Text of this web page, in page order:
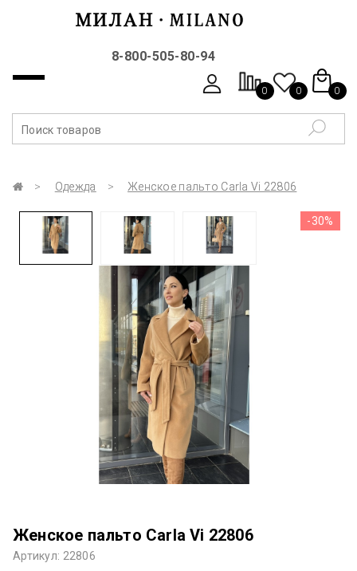
8-800-505-80-94
0 0 0
Одежда Женское пальто Carla Vi 22806
-30%
Женское пальто Carla Vi 22806
Артикул: 22806